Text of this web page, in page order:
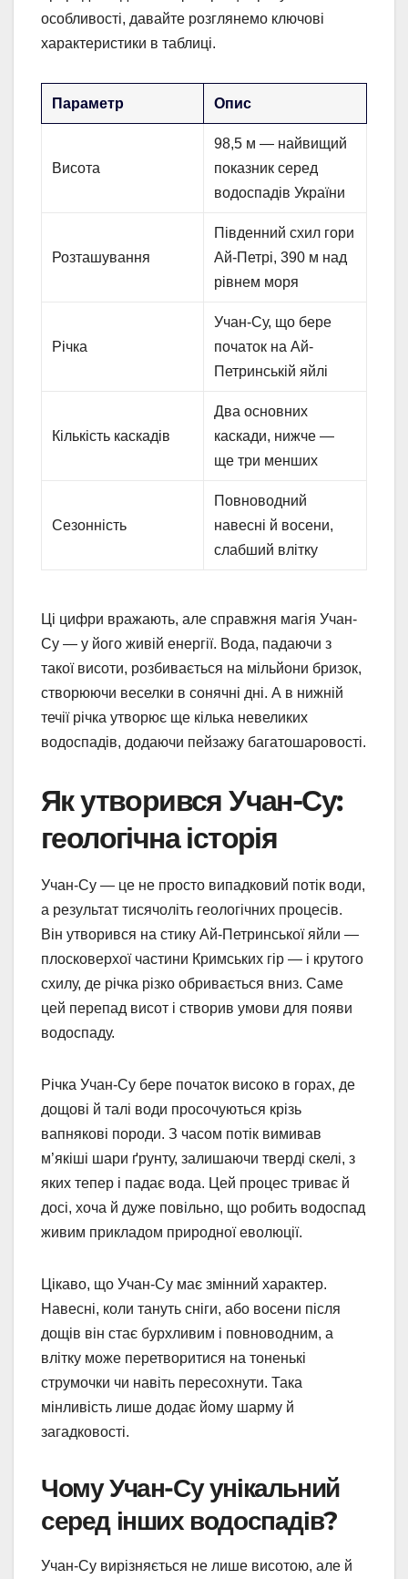
особливості, давайте розглянемо ключові
характеристики в таблиці.
Параметр Опис
Висота
98,5 м — найвищий
показник серед
водоспадів України
Розташування
Південний схил гори
Ай-Петрі, 390 м над
рівнем моря
Річка
Учан-Су, що бере
початок на Ай-
Петринській яйлі
Кількість каскадів
Два основних
каскади, нижче —
ще три менших
Сезонність
Повноводний
навесні й восени,
слабший влітку
Ці цифри вражають, але справжня магія Учан-
Су — у його живій енергії. Вода, падаючи з
такої висоти, розбивається на мільйони бризок,
створюючи веселки в сонячні дні. А в нижній
течії річка утворює ще кілька невеликих
водоспадів, додаючи пейзажу багатошаровості.
Як утворився Учан-Су:
геологічна історія
Учан-Су — це не просто випадковий потік води,
а результат тисячоліть геологічних процесів.
Він утворився на стику Ай-Петринської яйли —
плосковерхої частини Кримських гір — і крутого
схилу, де річка різко обривається вниз. Саме
цей перепад висот і створив умови для появи
водоспаду.
Річка Учан-Су бере початок високо в горах, де
дощові й талі води просочуються крізь
вапнякові породи. З часом потік вимивав
м’якіші шари ґрунту, залишаючи тверді скелі, з
яких тепер і падає вода. Цей процес триває й
досі, хоча й дуже повільно, що робить водоспад
живим прикладом природної еволюції.
Цікаво, що Учан-Су має змінний характер.
Навесні, коли тануть сніги, або восени після
дощів він стає бурхливим і повноводним, а
влітку може перетворитися на тоненькі
струмочки чи навіть пересохнути. Така
мінливість лише додає йому шарму й
загадковості.
Чому Учан-Су унікальний
серед інших водоспадів?
Учан-Су вирізняється не лише висотою, але й